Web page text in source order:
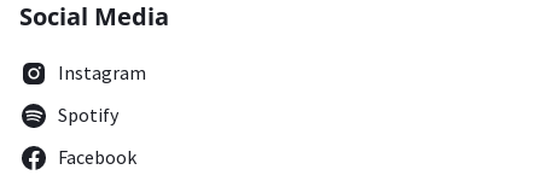
Social Media
Instagram
Spotify
Facebook